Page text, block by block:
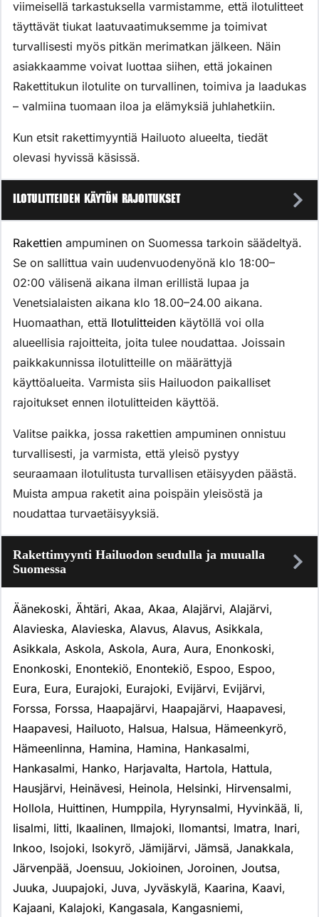
viimeisellä tarkastuksella varmistamme, että ilotulitteet
täyttävät tiukat laatuvaatimuksemme ja toimivat
turvallisesti myös pitkän merimatkan jälkeen. Näin
asiakkaamme voivat luottaa siihen, että jokainen
Rakettitukun ilotulite on turvallinen, toimiva ja laadukas
– valmiina tuomaan iloa ja elämyksiä juhlahetkiin.
Kun etsit rakettimyyntiä Hailuoto alueelta, tiedät
olevasi hyvissä käsissä.
Ilotulitteiden käytön rajoitukset
Rakettien ampuminen on Suomessa tarkoin säädeltyä.
Se on sallittua vain uudenvuodenyönä klo 18:00–
02:00 välisenä aikana ilman erillistä lupaa ja
Venetsialaisten aikana klo 18.00–24.00 aikana.
Huomaathan, että Ilotulitteiden käytöllä voi olla
alueellisia rajoitteita, joita tulee noudattaa. Joissain
paikkakunnissa ilotulitteille on määrättyjä
käyttöalueita. Varmista siis Hailuodon paikalliset
rajoitukset ennen ilotulitteiden käyttöä.
Valitse paikka, jossa rakettien ampuminen onnistuu
turvallisesti, ja varmista, että yleisö pystyy
seuraamaan ilotulitusta turvallisen etäisyyden päästä.
Muista ampua raketit aina poispäin yleisöstä ja
noudattaa turvaetäisyyksiä.
Rakettimyynti Hailuodon seudulla ja muualla
Suomessa
Äänekoski, Ähtäri, Akaa, Akaa, Alajärvi, Alajärvi,
Alavieska, Alavieska, Alavus, Alavus, Asikkala,
Asikkala, Askola, Askola, Aura, Aura, Enonkoski,
Enonkoski, Enontekiö, Enontekiö, Espoo, Espoo,
Eura, Eura, Eurajoki, Eurajoki, Evijärvi, Evijärvi,
Forssa, Forssa, Haapajärvi, Haapajärvi, Haapavesi,
Haapavesi, Hailuoto, Halsua, Halsua, Hämeenkyrö,
Hämeenlinna, Hamina, Hamina, Hankasalmi,
Hankasalmi, Hanko, Harjavalta, Hartola, Hattula,
Hausjärvi, Heinävesi, Heinola, Helsinki, Hirvensalmi,
Hollola, Huittinen, Humppila, Hyrynsalmi, Hyvinkää, Ii,
Iisalmi, Iitti, Ikaalinen, Ilmajoki, Ilomantsi, Imatra, Inari,
Inkoo, Isojoki, Isokyrö, Jämijärvi, Jämsä, Janakkala,
Järvenpää, Joensuu, Jokioinen, Joroinen, Joutsa,
Juuka, Juupajoki, Juva, Jyväskylä, Kaarina, Kaavi,
Kajaani, Kalajoki, Kangasala, Kangasniemi,